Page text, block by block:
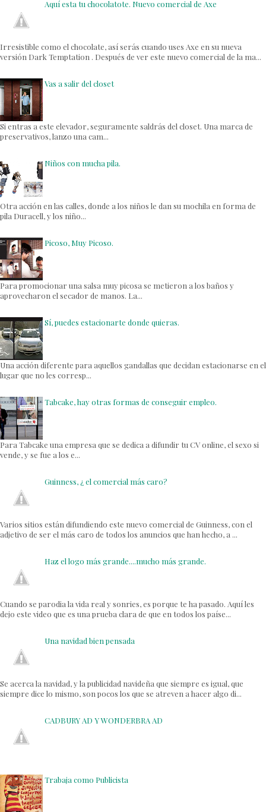
Aquí esta tu chocolatote. Nuevo comercial de Axe
Irresistible como el chocolate, así serás cuando uses Axe en su nueva
versión Dark Temptation . Después de ver este nuevo comercial de la ma...
Vas a salir del closet
Si entras a este elevador, seguramente saldrás del closet. Una marca de
preservativos, lanzo una cam...
Niños con mucha pila.
Otra acción en las calles, donde a los niños le dan su mochila en forma de
pila Duracell, y los niño...
Picoso, Muy Picoso.
Para promocionar una salsa muy picosa se metieron a los baños y
aprovecharon el secador de manos. La...
Sí, puedes estacionarte donde quieras.
Una acción diferente para aquellos gandallas que decidan estacionarse en el
lugar que no les corresp...
Tabcake, hay otras formas de conseguir empleo.
Para Tabcake una empresa que se dedica a difundir tu CV online, el sexo si
vende, y se fue a los e...
Guinness, ¿ el comercial más caro?
Varios sitios están difundiendo este nuevo comercial de Guinness, con el
adjetivo de ser el más caro de todos los anuncios que han hecho, a ...
Haz el logo más grande....mucho más grande.
Cuando se parodia la vida real y sonries, es porque te ha pasado. Aquí les
dejo este video que es una prueba clara de que en todos los paíse...
Una navidad bien pensada
Se acerca la navidad, y la publicidad navideña que siempre es igual, que
siempre dice lo mismo, son pocos los que se atreven a hacer algo di...
CADBURY AD Y WONDERBRA AD
Trabaja como Publicista